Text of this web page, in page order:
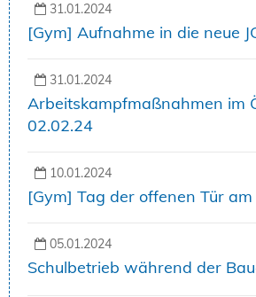
31.01.2024
[Gym] Aufnahme in die neue
31.01.2024
Arbeitskampfmaßnahmen im
02.02.24
10.01.2024
[Gym] Tag der offenen Tür am
05.01.2024
Schulbetrieb während der